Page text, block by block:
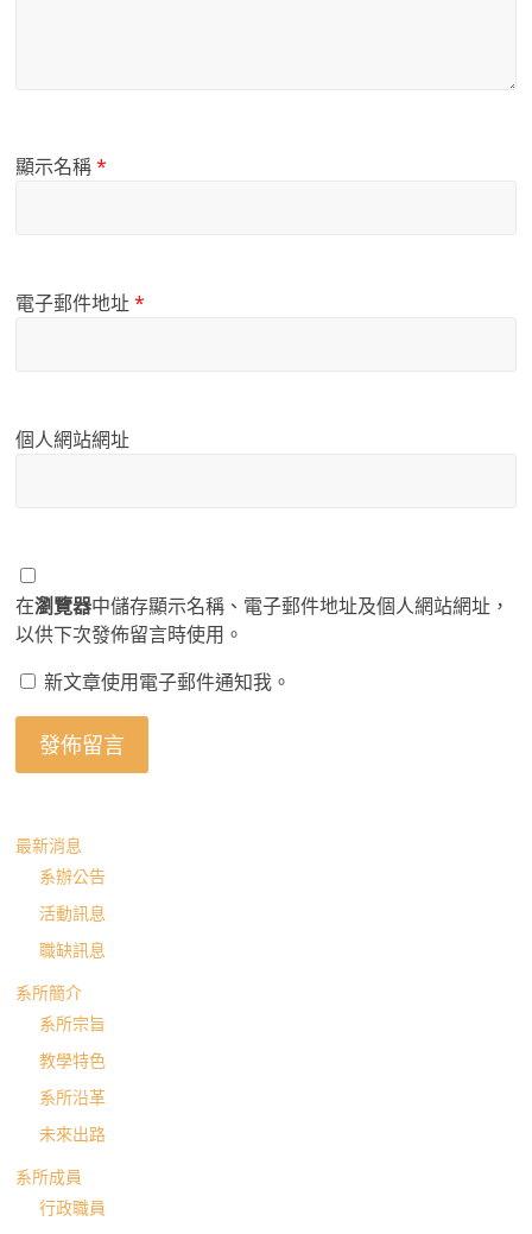
顯示名稱*
電子郵件地址*
個人網站網址
在瀏覽器中儲存顯示名稱、電子郵件地址及個人網站網址，
以供下次發佈留言時使用。
新文章使用電子郵件通知我。
最新消息
系辦公告
活動訊息
職缺訊息
系所簡介
系所宗旨
教學特色
系所沿革
未來出路
系所成員
行政職員